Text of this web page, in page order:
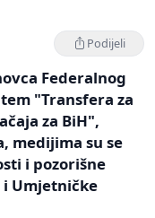
Podijeli
Federalnog
"Transfera za
za BiH",
medijima su se
i pozorišne
Umjetničke